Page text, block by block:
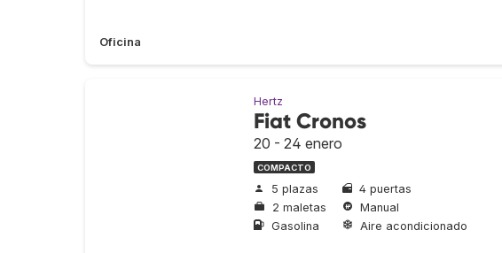
Oficina
Hertz
Fiat Cronos
20 - 24 enero
COMPACTO
5 plazas
4 puertas
2 maletas
Manual
Gasolina
Aire acondicionado